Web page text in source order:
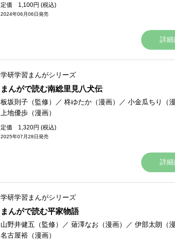
定価 1,100円 (税込)
2024年06月06日発売
詳細
学研学習まんがシリーズ
まんがで読む南総里見八犬伝
板坂則子（監修） ／ 柊ゆたか（漫画） ／ 小金瓜ちり（漫
上地優歩（漫画）
定価 1,320円 (税込)
2025年07月28日発売
詳細
学研学習まんがシリーズ
まんがで読む平家物語
山野井健五（監修） ／ 薙澤なお（漫画） ／ 伊部太朗（漫
名古屋裕（漫画）